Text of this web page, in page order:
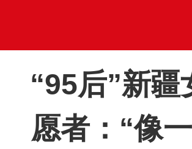
“95后”新
愿者：“像